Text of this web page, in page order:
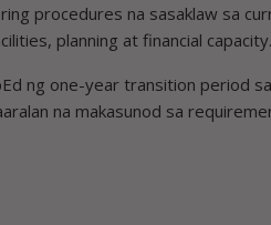
procedures na sasaklaw sa
planning at financial capacity.
ng one-year transition period
na makasunod sa